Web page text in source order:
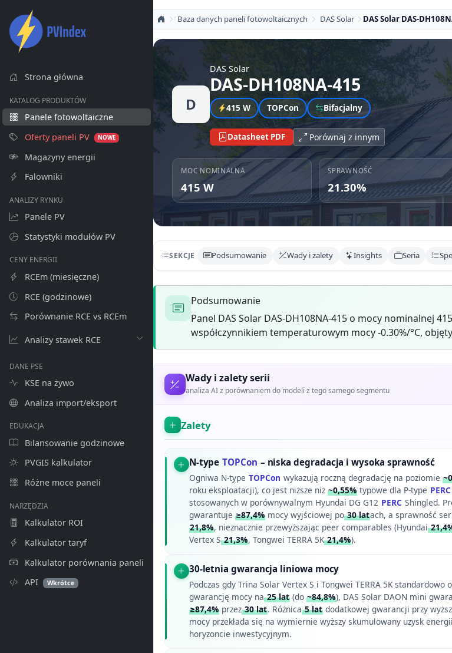
Strona główna
KATALOG PRODUKTÓW
Panele fotowoltaiczne
Oferty paneli PV
NOWE
Magazyny energii
Falowniki
ANALIZY RYNKU
Panele PV
Statystyki modułów PV
CENY ENERGII
RCEm (miesięczne)
RCE (godzinowe)
Porównanie RCE vs RCEm
Analizy stawek RCE
DANE PSE
KSE na żywo
Analiza import/eksport
EDUKACJA
Bilansowanie godzinowe
PVGIS kalkulator
Różne moce paneli
NARZĘDZIA
Kalkulator ROI
Kalkulator taryf
Kalkulator porównania paneli
API
Wkrótce
Baza danych paneli fotowoltaicznych DAS Solar DAS Solar DAS-
D
DAS Solar
DAS-DH108NA-415
415 W TOPCon Bifacjalny
Datasheet PDF Porównaj z innym
MOC NOMINALNA
415 W
SPRAWNOŚĆ
21.30%
SEKCJE Podsumowanie Wady i zalety Insights Seria
Podsumowanie
Panel DAS Solar DAS-DH108NA-415 o mocy nominalnej
współczynnikiem temperaturowym mocy -0.30%/°C,
Wady i zalety serii
analiza AI z porównaniem do modeli z tego samego segmentu
Zalety
N-type TOPCon – niska degradacja i wysoka sprawność
Ogniwa N-type TOPCon wykazują roczną degradację na poziomie
roku eksploatacji), co jest niższe niż ~0,55%typowe dla P-type PERC
stosowanych w porównywalnym Hyundai DG G12 PERC Shingled.
gwarantuje ≥87,4%mocy wyjściowej po30 latach, a sprawność
21,8%, nieznacznie przewyższając peer comparables (Hyundai
Vertex S21,3%, Tongwei TERRA 5K21,4%).
30-letnia gwarancja liniowa mocy
Podczas gdy Trina Solar Vertex S i Tongwei TERRA 5K standardowo
gwarancję mocy na25 lat(do ~84,8%), DAS Solar DAON mini
≥87,4%przez30 lat. Różnica5 latdodatkowej gwarancji przy
mocy przekłada się na wymiernie wyższy skumulowany uzysk
horyzoncie inwestycyjnym.